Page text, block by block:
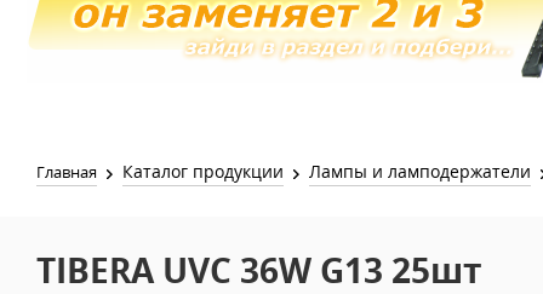
Лампы
Главная Каталог продукции Лампы и ламподержатели
TIBERA UVC 36W G13 25шт